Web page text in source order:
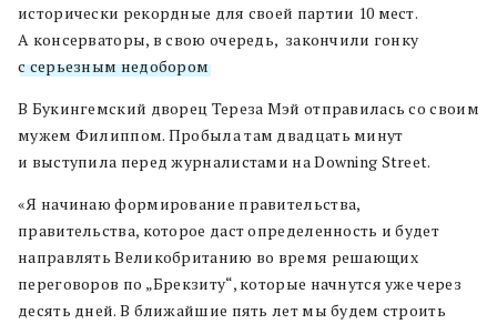
исторически рекордные для своей партии 10 мест.
А консерваторы, в свою очередь, закончили гонку
с серьезным недобором.
В Букингемский дворец Тереза Мэй отправилась со своим
мужем Филиппом. Пробыла там двадцать минут
и выступила перед журналистами на Downing Street.
«Я начинаю формирование правительства,
правительства, которое даст определенность и будет
направлять Великобританию во время решающих
переговоров по „Брекзиту“, которые начнутся уже через
десять дней. В ближайшие пять лет мы будем строить